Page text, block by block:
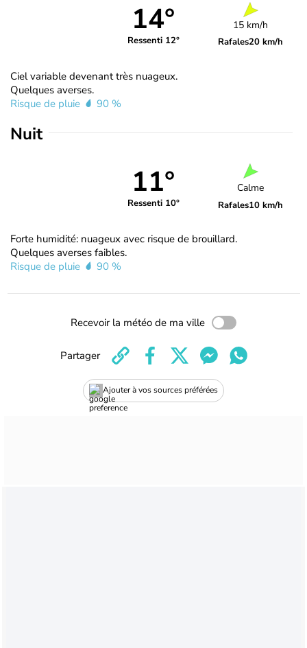
14°
Ressenti 12°
15 km/h
Rafales20 km/h
Ciel variable devenant très nuageux.
Quelques averses.
Risque de pluie
90 %
Nuit
11°
Ressenti 10°
Calme
Rafales10 km/h
Forte humidité: nuageux avec risque de brouillard.
Quelques averses faibles.
Risque de pluie
90 %
Recevoir la météo de ma ville
Ajouter à vos sources préférées
Partager